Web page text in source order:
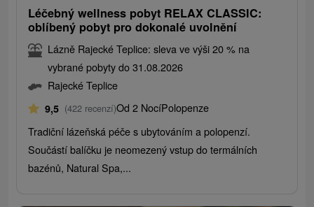
Léčebný wellness pobyt RELAX CLASSIC:
oblíbený pobyt pro dokonalé uvolnění
Lázně Rajecké Teplice: sleva ve výši 20 % na
vybrané pobyty do 31.08.2026
Rajecké Teplice
9,5 (422 recenzí)Od 2 NocíPolopenze
Tradiční lázeňská péče s ubytováním a polopenzí.
Součástí balíčku je neomezený vstup do termálních
bazénů, Natural Spa,...